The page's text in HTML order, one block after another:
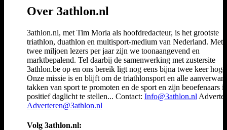
Over 3athlon.nl
3athlon.nl, met Tim Moria als hoofdredacteur, is het grootste
triathlon, duathlon en multisport-medium van Nederland. Met
twee miljoen lezers per jaar zijn we toonaangevend en
marktbepalend. Tel daarbij de samenwerking met zustersite
3athlon.be op en ons bereik ligt nog eens bijna twee keer
Onze missie is en blijft om de triathlonsport en alle
takken van sport te promoten en de sport en zijn beoefenaars
positief daglicht te stellen... Contact: Info@3athlon.nl
Adverteren@3athlon.nl
Volg 3athlon.nl: